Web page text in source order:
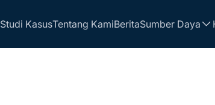
Studi KasusTentang KamiBeritaSumber Daya